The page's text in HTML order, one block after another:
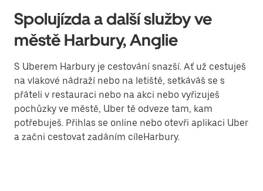
Spolujízda a další služby ve
městě Harbury, Anglie
S Uberem Harbury je cestování snazší. Ať už cestuješ
na vlakové nádraží nebo na letiště, setkáváš se s
přáteli v restauraci nebo na akci nebo vyřizuješ
pochůzky ve městě, Uber tě odveze tam, kam
potřebuješ. Přihlas se online nebo otevři aplikaci Uber
a začni cestovat zadáním cíleHarbury.